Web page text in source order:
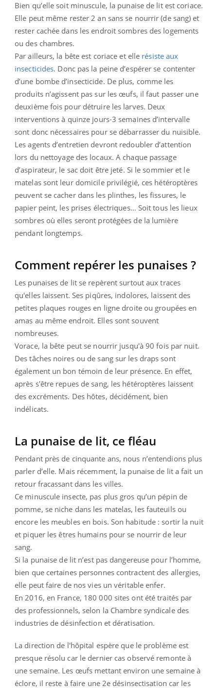
Bien qu’elle soit minuscule, la punaise de lit est coriace.
Elle peut même rester 2 an sans se nourrir (de sang) et
rester cachée dans les endroit sombres des logements
ou des chambres.
Par ailleurs, la bête est coriace et elle résiste aux
insecticides. Donc pas la peine d’espérer se contenter
d’une bombe d’insecticide. De plus, comme les
produits n’agissent pas sur les œufs, il faut passer une
deuxième fois pour détruire les larves. Deux
interventions à quinze jours-3 semaines d’intervalle
sont donc nécessaires pour se débarrasser du nuisible.
Les agents d’entretien devront redoubler d’attention
lors du nettoyage des locaux. A chaque passage
d’aspirateur, le sac doit être jeté. Si le sommier et le
matelas sont leur domicile privilégié, ces hétéroptères
peuvent se cacher dans les plinthes, les fissures, le
papier peint, les prises électriques… Soit tous les lieux
sombres où elles seront protégées de la lumière
pendant longtemps.
Comment repérer les punaises ?
Les punaises de lit se repèrent surtout aux traces
qu'elles laissent. Ses piqûres, indolores, laissent des
petites plaques rouges en ligne droite ou groupées en
amas au même endroit. Elles sont souvent
nombreuses.
Vorace, la bête peut se nourrir jusqu'à 90 fois par nuit.
Des tâches noires ou de sang sur les draps sont
également un bon témoin de leur présence. En effet,
après s'être repues de sang, les hétéroptères laissent
des excréments. Des hôtes, décidément, bien
indélicats.
La punaise de lit, ce fléau
Pendant près de cinquante ans, nous n’entendions plus
parler d’elle. Mais récemment, la punaise de lit a fait un
retour fracassant dans les villes.
Ce minuscule insecte, pas plus gros qu’un pépin de
pomme, se niche dans les matelas, les fauteuils ou
encore les meubles en bois. Son habitude : sortir la nuit
et piquer les êtres humains pour se nourrir de leur
sang.
Si la punaise de lit n’est pas dangereuse pour l’homme,
bien que certaines personnes contractent des allergies,
elle peut faire de nos vies un véritable enfer.
En 2016, en France, 180 000 sites ont été traités par
des professionnels, selon la Chambre syndicale des
industries de désinfection et dératisation.
La direction de l'hôpital espère que le problème est
presque résolu car le dernier cas observé remonte à
une semaine. Les œufs mettant environ une semaine à
éclore, il reste à faire une 2e désinsectisation car les